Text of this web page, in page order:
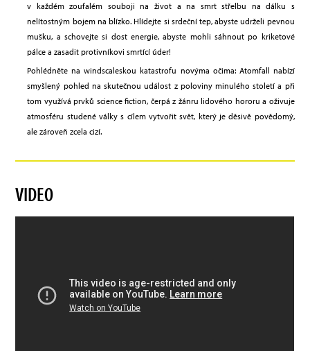
v každém zoufalém souboji na život a na smrt střelbu na dálku s
nelítostným bojem na blízko. Hlídejte si srdeční tep, abyste udrželi pevnou
mušku, a schovejte si dost energie, abyste mohli sáhnout po kriketové
pálce a zasadit protivníkovi smrtící úder!
Pohlédněte na windscaleskou katastrofu novýma očima: Atomfall nabízí
smyšlený pohled na skutečnou událost z poloviny minulého století a při
tom využívá prvků science fiction, čerpá z žánru lidového hororu a oživuje
atmosféru studené války s cílem vytvořit svět, který je děsivě povědomý,
ale zároveň zcela cizí.
VIDEO